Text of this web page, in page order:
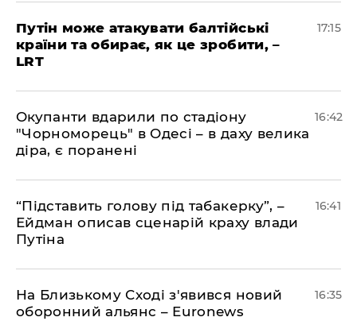
​Путін може атакувати балтійські
країни та обирає, як це зробити, –
LRT
17:15
​Окупанти вдарили по стадіону
"Чорноморець" в Одесі – в даху велика
діра, є поранені
16:42
​“Підставить голову під табакерку”, –
Ейдман описав сценарій краху влади
Путіна
16:41
На Близькому Сході з'явився новий
оборонний альянс – Euronews
16:35